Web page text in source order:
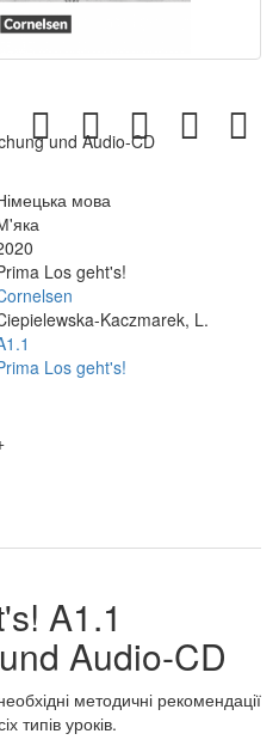
und Audio-CD
мова
Los geht's!
Kaczmarek, L.
Los geht's!
A1.1
Audio-CD
методичні рекомендації
типів уроків.